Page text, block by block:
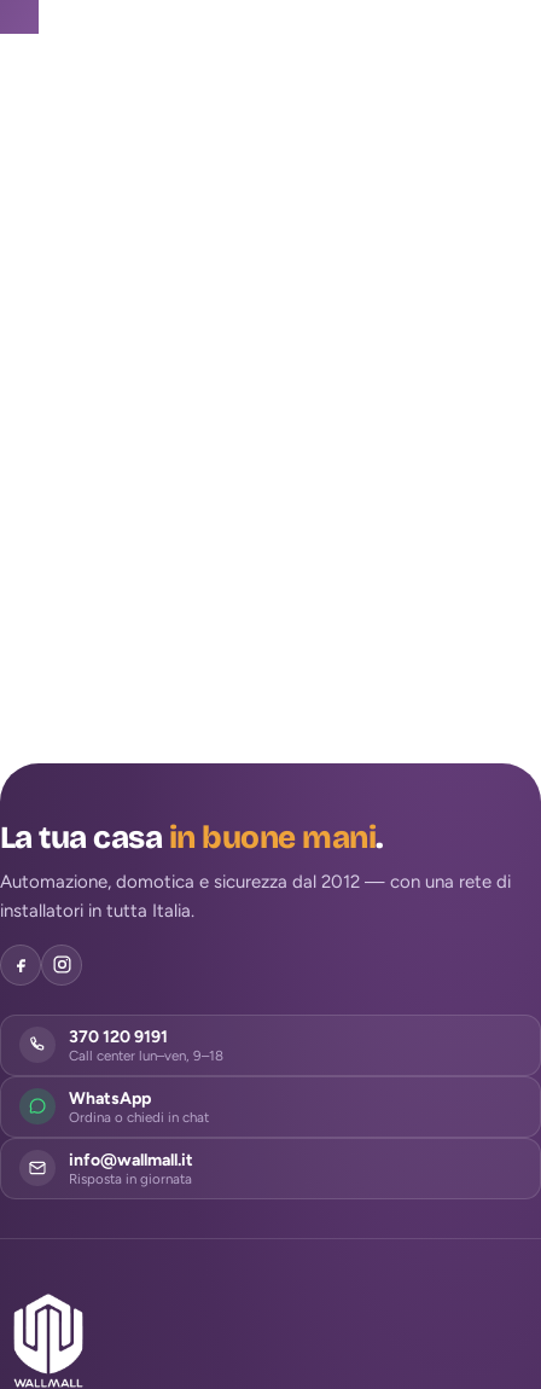
La tua casain buone mani.
Automazione, domotica e sicurezza dal 2012 — con una rete di
installatori in tutta Italia.
370 120 9191
Call center lun–ven, 9–18
WhatsApp
Ordina o chiedi in chat
info@wallmall.it
Risposta in giornata